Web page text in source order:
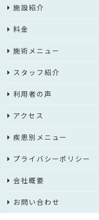
施設紹介
料金
施術メニュー
スタッフ紹介
利用者の声
アクセス
疾患別メニュー
プライバシーポリシー
会社概要
お問い合わせ